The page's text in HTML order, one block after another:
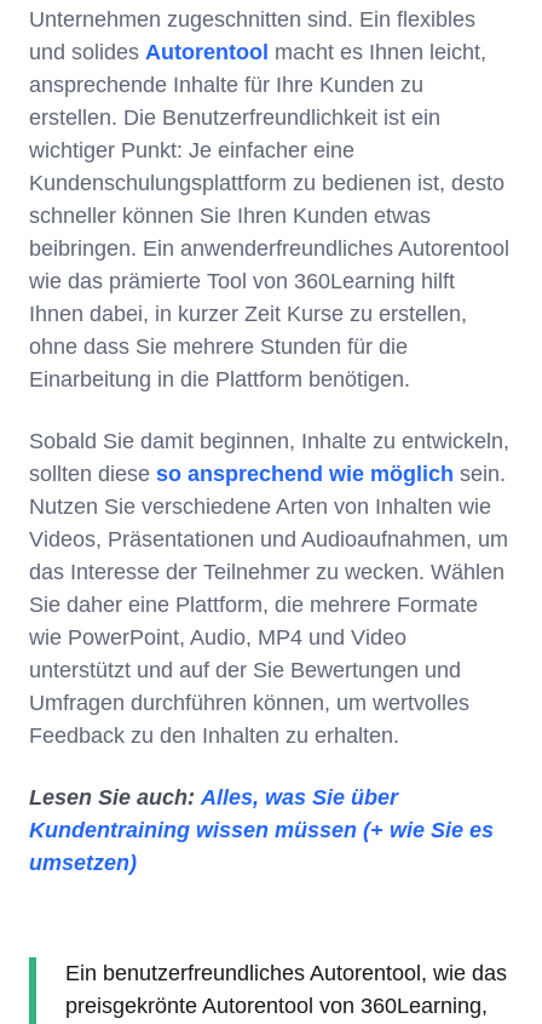
Unternehmen zugeschnitten sind. Ein flexibles
und solides Autorentool macht es Ihnen leicht,
ansprechende Inhalte für Ihre Kunden zu
erstellen. Die Benutzerfreundlichkeit ist ein
wichtiger Punkt: Je einfacher eine
Kundenschulungsplattform zu bedienen ist, desto
schneller können Sie Ihren Kunden etwas
beibringen. Ein anwenderfreundliches Autorentool
wie das prämierte Tool von 360Learning hilft
Ihnen dabei, in kurzer Zeit Kurse zu erstellen,
ohne dass Sie mehrere Stunden für die
Einarbeitung in die Plattform benötigen.
Sobald Sie damit beginnen, Inhalte zu entwickeln,
sollten diese so ansprechend wie möglich sein.
Nutzen Sie verschiedene Arten von Inhalten wie
Videos, Präsentationen und Audioaufnahmen, um
das Interesse der Teilnehmer zu wecken. Wählen
Sie daher eine Plattform, die mehrere Formate
wie PowerPoint, Audio, MP4 und Video
unterstützt und auf der Sie Bewertungen und
Umfragen durchführen können, um wertvolles
Feedback zu den Inhalten zu erhalten.
Lesen Sie auch: Alles, was Sie über
Kundentraining wissen müssen (+ wie Sie es
umsetzen)
Ein benutzerfreundliches Autorentool, wie das
preisgekrönte Autorentool von 360Learning,